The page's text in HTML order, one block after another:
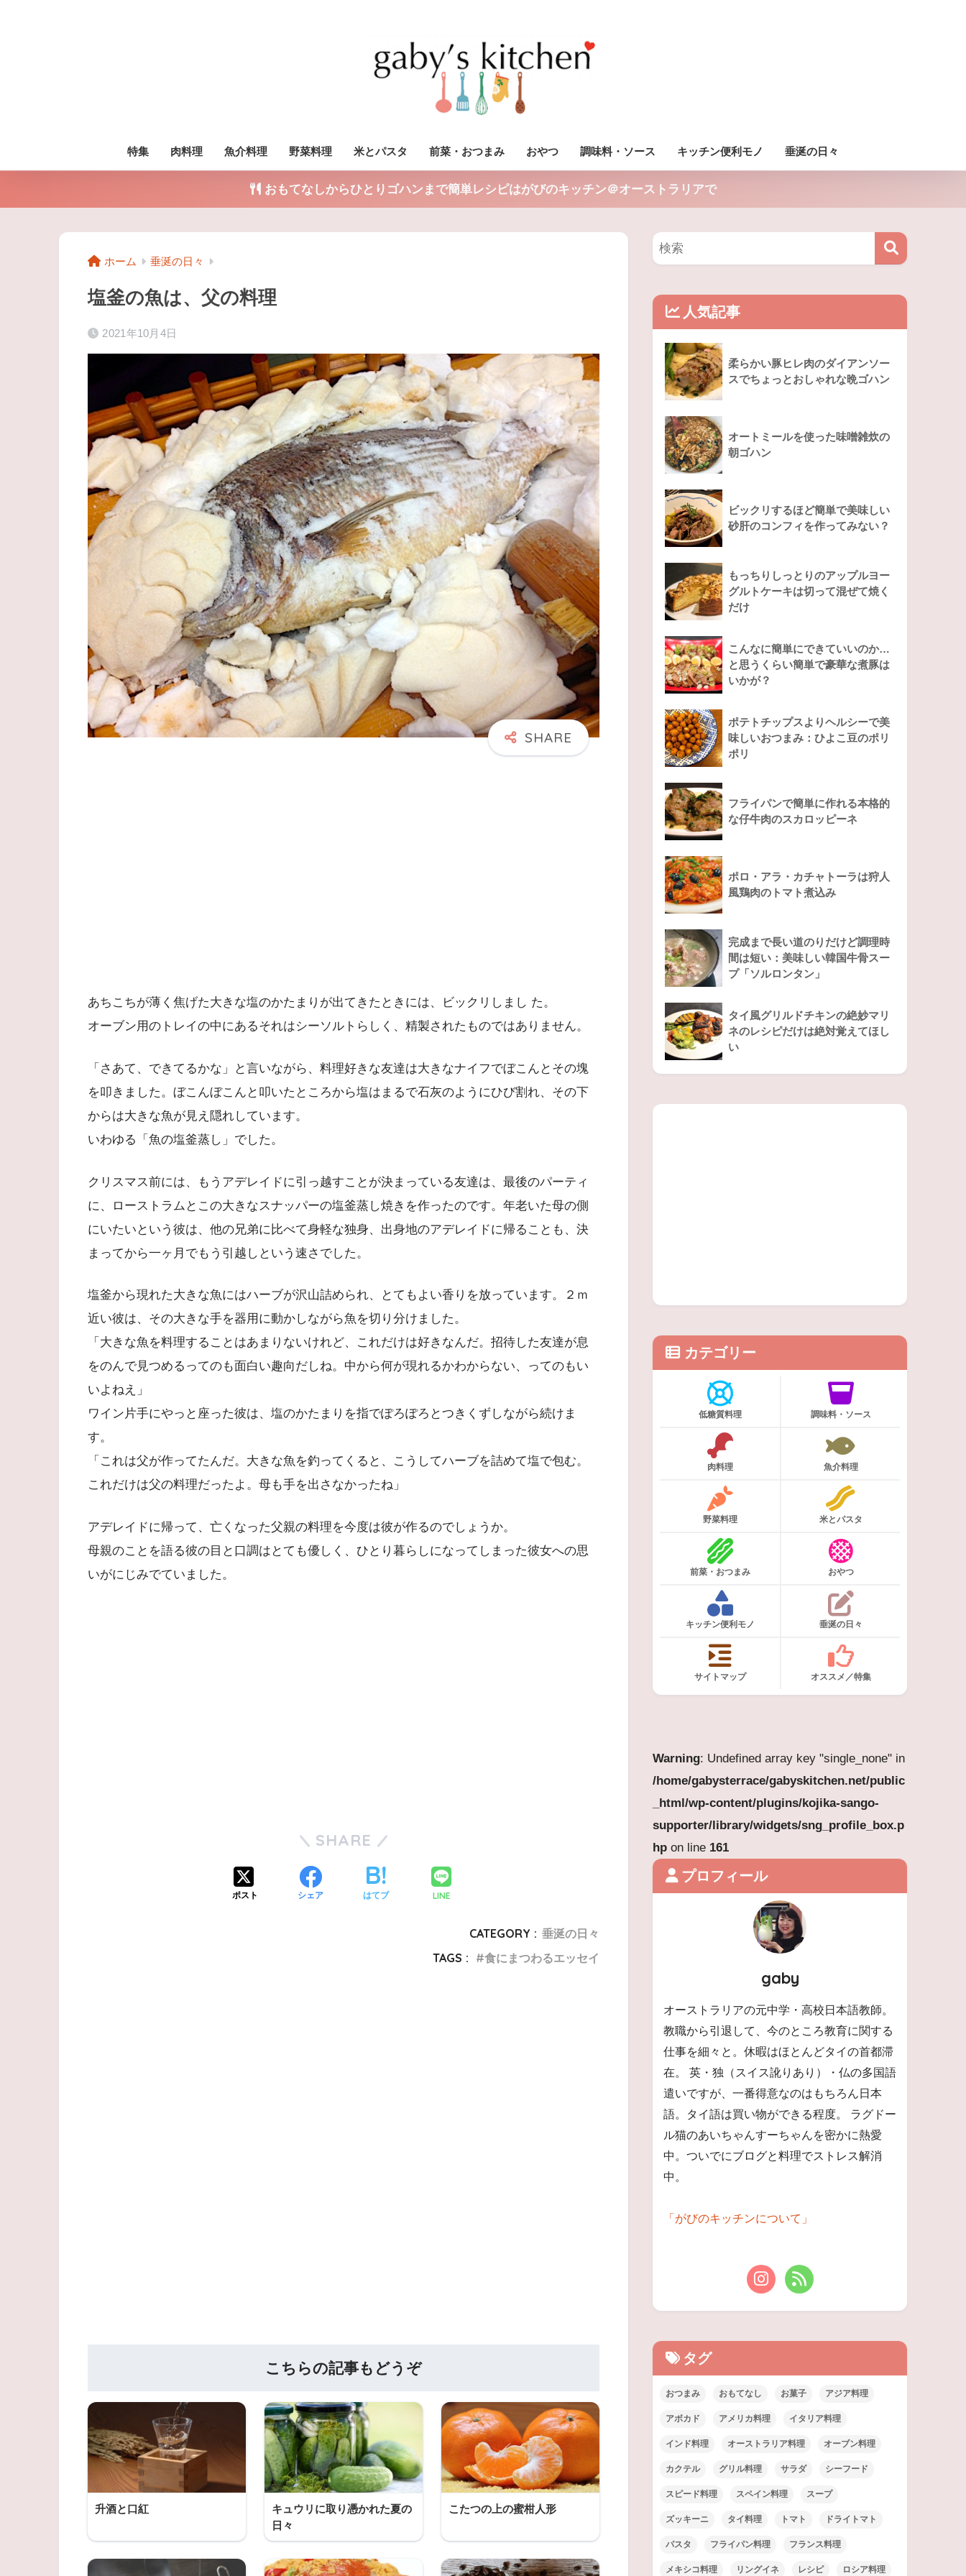
特集 肉料理 魚介料理 野菜料理 米とパスタ 前菜・おつまみ おやつ 調味料・ソース キッチン便利モノ 垂涎の日々
おもてなしからひとりゴハンまで簡単レシピはがびのキッチン＠オーストラリアで
ホーム 垂涎の日々
塩釜の魚は、父の料理
2021年10月4日
あちこちが薄く焦げた大きな塩のかたまりが出てきたときには、ビックリしまし た。
オーブン用のトレイの中にあるそれはシーソルトらしく、精製されたものではありません。
「さあて、できてるかな」と言いながら、料理好きな友達は大きなナイフでぼこんとその塊
を叩きました。ぼこんぼこんと叩いたところから塩はまるで石灰のようにひび割れ、その下
からは大きな魚が見え隠れしています。
いわゆる「魚の塩釜蒸し」でした。
クリスマス前には、もうアデレイドに引っ越すことが決まっている友達は、最後のパーティ
に、ローストラムとこの大きなスナッパーの塩釜蒸し焼きを作ったのです。年老いた母の側
にいたいという彼は、他の兄弟に比べて身軽な独身、出身地のアデレイドに帰ることも、決
まってから一ヶ月でもう引越しという速さでした。
塩釜から現れた大きな魚にはハーブが沢山詰められ、とてもよい香りを放っています。２ｍ
近い彼は、その大きな手を器用に動かしながら魚を切り分けました。
「大きな魚を料理することはあまりないけれど、これだけは好きなんだ。招待した友達が息
をのんで見つめるってのも面白い趣向だしね。中から何が現れるかわからない、ってのもい
いよねえ」
ワイン片手にやっと座った彼は、塩のかたまりを指でぽろぽろとつきくずしながら続けま
す。
「これは父が作ってたんだ。大きな魚を釣ってくると、こうしてハーブを詰めて塩で包む。
これだけは父の料理だったよ。母も手を出さなかったね」
アデレイドに帰って、亡くなった父親の料理を今度は彼が作るのでしょうか。
母親のことを語る彼の目と口調はとても優しく、ひとり暮らしになってしまった彼女への思
いがにじみでていました。
SHARE
ポスト シェア はてブ LINE
CATEGORY : 垂涎の日々
TAGS :
食にまつわるエッセイ
こちらの記事もどうぞ
升酒と口紅
キュウリに取り憑かれた夏の
日々
こたつの上の蜜柑人形
人気記事
柔らかい豚ヒレ肉のダイアンソー
スでちょっとおしゃれな晩ゴハン
オートミールを使った味噌雑炊の
朝ゴハン
ビックリするほど簡単で美味しい
砂肝のコンフィを作ってみない？
もっちりしっとりのアップルヨー
グルトケーキは切って混ぜて焼く
だけ
こんなに簡単にできていいのか…
と思うくらい簡単で豪華な煮豚は
いかが？
ポテトチップスよりヘルシーで美
味しいおつまみ：ひよこ豆のポリ
ポリ
フライパンで簡単に作れる本格的
な仔牛肉のスカロッピーネ
ポロ・アラ・カチャトーラは狩人
風鶏肉のトマト煮込み
完成まで長い道のりだけど調理時
間は短い：美味しい韓国牛骨スー
プ「ソルロンタン」
タイ風グリルドチキンの絶妙マリ
ネのレシピだけは絶対覚えてほし
い
カテゴリー
低糖質料理 調味料・ソース
肉料理 魚介料理
野菜料理 米とパスタ
前菜・おつまみ おやつ
キッチン便利モノ 垂涎の日々
サイトマップ オススメ／特集
Warning: Undefined array key "single_none" in
/home/gabysterrace/gabyskitchen.net/public
_html/wp-content/plugins/kojika-sango-
supporter/library/widgets/sng_profile_box.p
hp on line 161
プロフィール
gaby
オーストラリアの元中学・高校日本語教師。
教職から引退して、今のところ教育に関する
仕事を細々と。休暇はほとんどタイの首都滞
在。 英・独（スイス訛りあり）・仏の多国語
遣いですが、一番得意なのはもちろん日本
語。タイ語は買い物ができる程度。 ラグドー
ル猫のあいちゃんすーちゃんを密かに熱愛
中。ついでにブログと料理でストレス解消
中。
「がびのキッチンについて」
タグ
おつまみ おもてなし お菓子 アジア料理
アボカド アメリカ料理 イタリア料理
インド料理 オーストラリア料理 オーブン料理
カクテル グリル料理 サラダ シーフード
スピード料理 スペイン料理 スープ
ズッキーニ タイ料理 トマト ドライトマト
パスタ フライパン料理 フランス料理
メキシコ料理 リングイネ レシピ ロシア料理